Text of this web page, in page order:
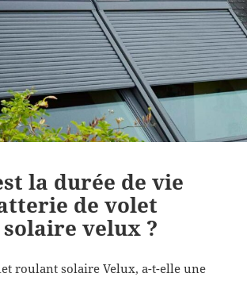
la durée de vie
de volet
velux ?
roulant solaire Velux, a-t-elle une